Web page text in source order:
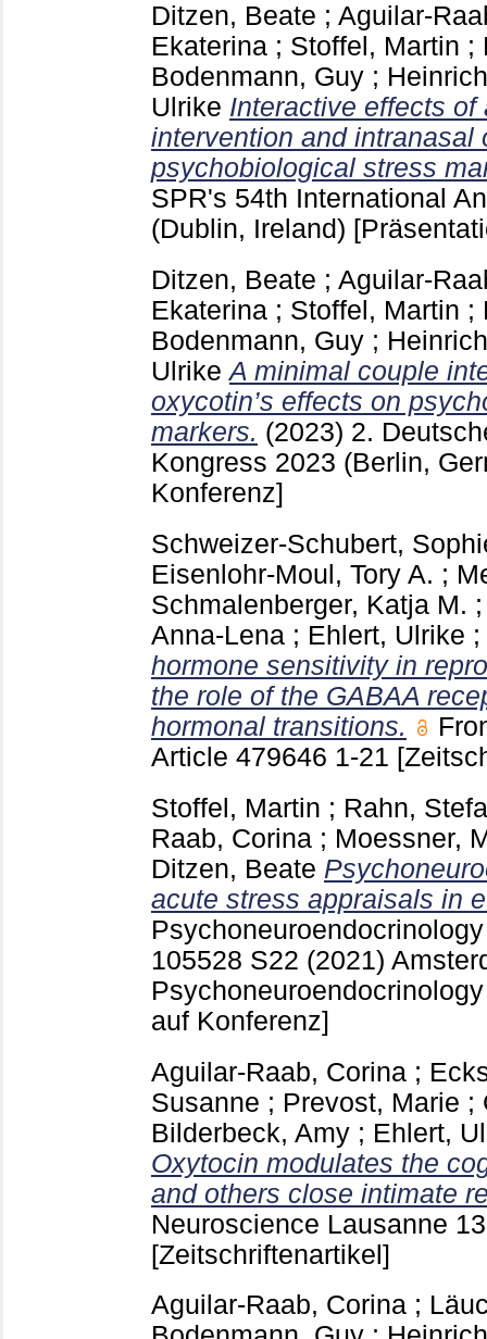
Ditzen, Beate ; Aguilar-
Ekaterina ; Stoffel, Martin ;
Bodenmann, Guy ;
Ulrike Interactive effects
intervention and intranasal
psychobiological stress
SPR's 54th International
(Dublin, Ireland)
Ditzen, Beate ; Aguilar-
Ekaterina ; Stoffel, Martin ;
Bodenmann, Guy ;
Ulrike A minimal couple
oxycotin’s effects on
markers. (2023) 2.
Kongress 2023 (Berlin,
Konferenz]
Schweizer-Schubert,
Eisenlohr-Moul, Tory A. ;
Schmalenberger, Katja M.
Anna-Lena ; Ehlert, Ulrike ;
hormone sensitivity in
the role of the GABAA
hormonal transitions.
Article 479646 1-21
Stoffel, Martin ; Rahn,
Raab, Corina ; Moessner,
Ditzen, Beate
acute stress appraisals in
105528 S22 (2021)
auf Konferenz]
Aguilar-Raab, Corina ;
Susanne ; Prevost, Marie ;
Bilderbeck, Amy ; Ehlert,
Oxytocin modulates the
and others close intimate
Neuroscience Lausanne
[Zeitschriftenartikel]
Aguilar-Raab, Corina ;